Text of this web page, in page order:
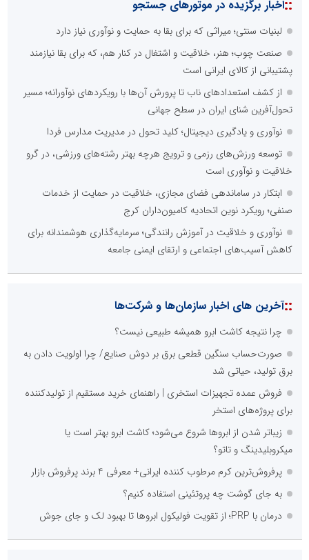
::اخبار برگزیده در موتورهای جستجو
لبنیات سنتی؛ میراثی که برای بقا به حمایت و نوآوری نیاز دارد
صنعت چوب؛ هنر، خلاقیت و اشتغال در کنار هم، که برای بقا نیازمند
پشتیبانی از کالای ایرانی است
از کشف استعدادهای ناب تا پرورش آن‌ها با رویکردهای نوآورانه؛ مسیر
تحول‌آفرین شنای ایران در سطح جهانی
نوآوری و یادگیری دیجیتال؛ کلید تحول در مدیریت مدارس فردا
توسعه ورزش‌های رزمی و ترویج هرچه بهتر رشته‌های ورزشی، در گرو
خلاقیت و نوآوری است
ابتکار در ساماندهی فضای مجازی، خلاقیت در حمایت از خدمات
صنفی؛ رویکرد نوین اتحادیه کامیون‌داران کرج
نوآوری و خلاقیت در آموزش رانندگی؛ سرمایه‌گذاری هوشمندانه برای
کاهش آسیب‌های اجتماعی و ارتقای ایمنی جامعه
::آخرین های اخبار سازمان‌ها و شرکت‌ها
چرا نتیجه کاشت ابرو همیشه طبیعی نیست؟
صورت‌حساب سنگین قطعی برق بر دوش صنایع/ چرا اولویت دادن به
برق تولید، حیاتی شد
فروش عمده تجهیزات استخری | راهنمای خرید مستقیم از تولیدکننده
برای پروژه‌های استخر
زیباتر شدن از ابروها شروع می‌شود؛ کاشت ابرو بهتر است یا
میکروبلیدینگ و تاتو؟
پرفروش‌ترین کرم مرطوب کننده ایرانی+ معرفی 4 برند پرفروش بازار
به جای گوشت چه پروتئینی استفاده کنیم؟
درمان با PRP؛ از تقویت فولیکول ابروها تا بهبود لک و جای جوش